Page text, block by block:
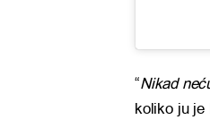
“Nikad
koliko ju je